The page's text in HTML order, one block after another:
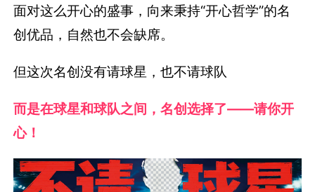
面对这么开心的盛事，向来秉持“开心哲学”的名
创优品，自然也不会缺席。
但这次名创没有请球星，也不请球队
而是在球星和球队之间，名创选择了——请你开
心！